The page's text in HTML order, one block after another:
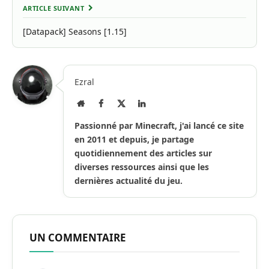
ARTICLE SUIVANT
[Datapack] Seasons [1.15]
Ezral
Site
Facebook LinkedIn
Passionné par Minecraft, j'ai lancé ce site
en 2011 et depuis, je partage
quotidiennement des articles sur
diverses ressources ainsi que les
dernières actualité du jeu.
UN COMMENTAIRE